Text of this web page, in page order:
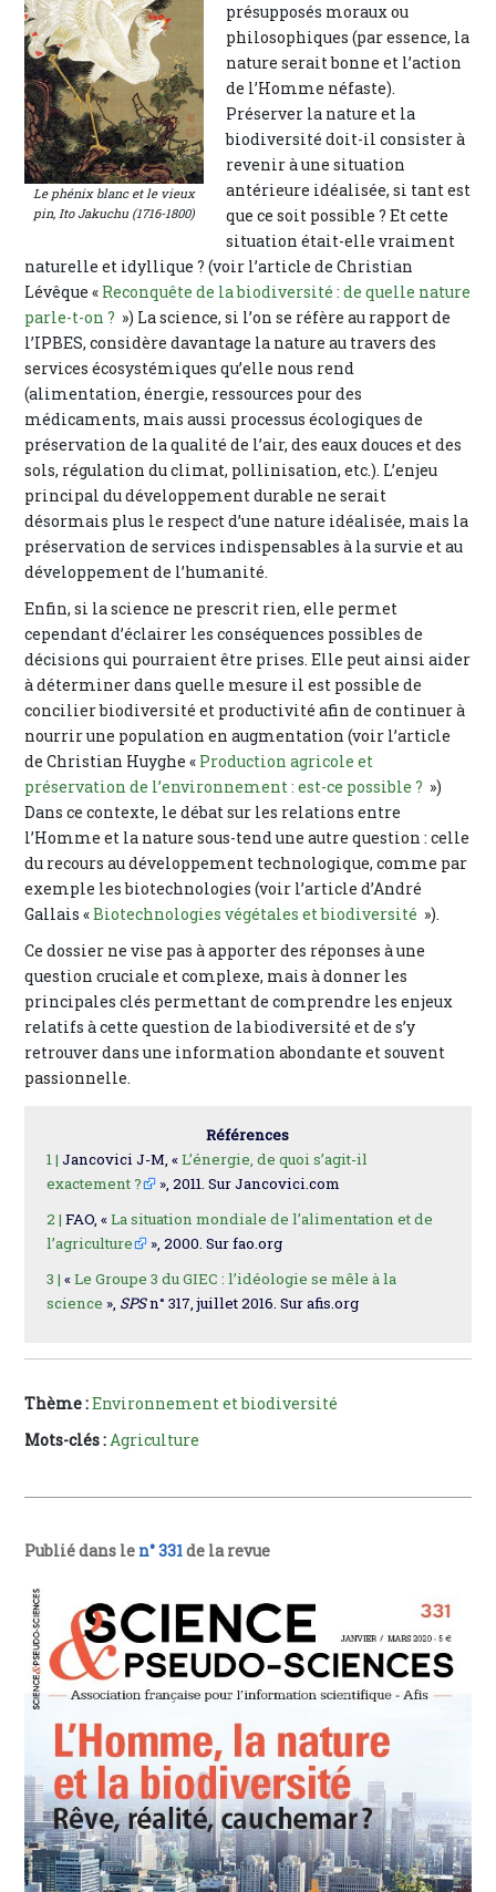
Le phénix blanc et le vieux
pin, Ito Jakuchu (1716-1800)
présupposés moraux ou
philosophiques (par essence, la
nature serait bonne et l’action
de l’Homme néfaste).
Préserver la nature et la
biodiversité doit-il consister à
revenir à une situation
antérieure idéalisée, si tant est
que ce soit possible ? Et cette
situation était-elle vraiment
naturelle et idyllique ? (voir l’article de Christian
Lévêque « Reconquête de la biodiversité : de quelle nature
parle-t-on ? ») La science, si l’on se réfère au rapport de
l’IPBES, considère davantage la nature au travers des
services écosystémiques qu’elle nous rend
(alimentation, énergie, ressources pour des
médicaments, mais aussi processus écologiques de
préservation de la qualité de l’air, des eaux douces et des
sols, régulation du climat, pollinisation, etc.). L’enjeu
principal du développement durable ne serait
désormais plus le respect d’une nature idéalisée, mais la
préservation de services indispensables à la survie et au
développement de l’humanité.
Enfin, si la science ne prescrit rien, elle permet
cependant d’éclairer les conséquences possibles de
décisions qui pourraient être prises. Elle peut ainsi aider
à déterminer dans quelle mesure il est possible de
concilier biodiversité et productivité afin de continuer à
nourrir une population en augmentation (voir l’article
de Christian Huyghe « Production agricole et
préservation de l’environnement : est-ce possible ? »)
Dans ce contexte, le débat sur les relations entre
l’Homme et la nature sous-tend une autre question : celle
du recours au développement technologique, comme par
exemple les biotechnologies (voir l’article d’André
Gallais «Biotechnologies végétales et biodiversité »).
Ce dossier ne vise pas à apporter des réponses à une
question cruciale et complexe, mais à donner les
principales clés permettant de comprendre les enjeux
relatifs à cette question de la biodiversité et de s’y
retrouver dans une information abondante et souvent
passionnelle.
Références
1 | Jancovici J-M, «L’énergie, de quoi s’agit-il
exactement ?
», 2011. Sur Jancovici.com
2 | FAO, «La situation mondiale de l’alimentation et de
l’agriculture
», 2000. Sur fao.org
3 | «Le Groupe 3 du GIEC : l’idéologie se mêle à la
science », SPSn° 317, juillet 2016. Sur afis.org
Thème :Environnement et biodiversité
Mots-clés : Agriculture
Publié dans le n° 331de la revue